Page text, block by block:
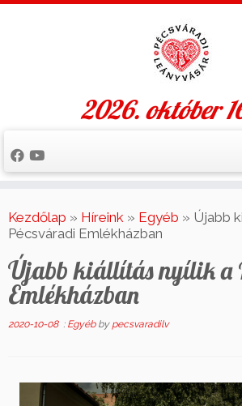
to
content
2026. október
Kezdőlap » Híreink » Egyéb » Újabb
Pécsváradi Emlékházban
Újabb kiállítás nyílik a
Emlékházban
2020-10-08: Egyéb by pecsvaradilv